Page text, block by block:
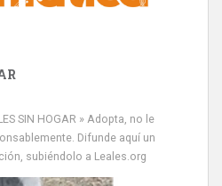
SIN HOGAR » Adopta, no le
Difunde aquí un
subiéndolo a Leales.org